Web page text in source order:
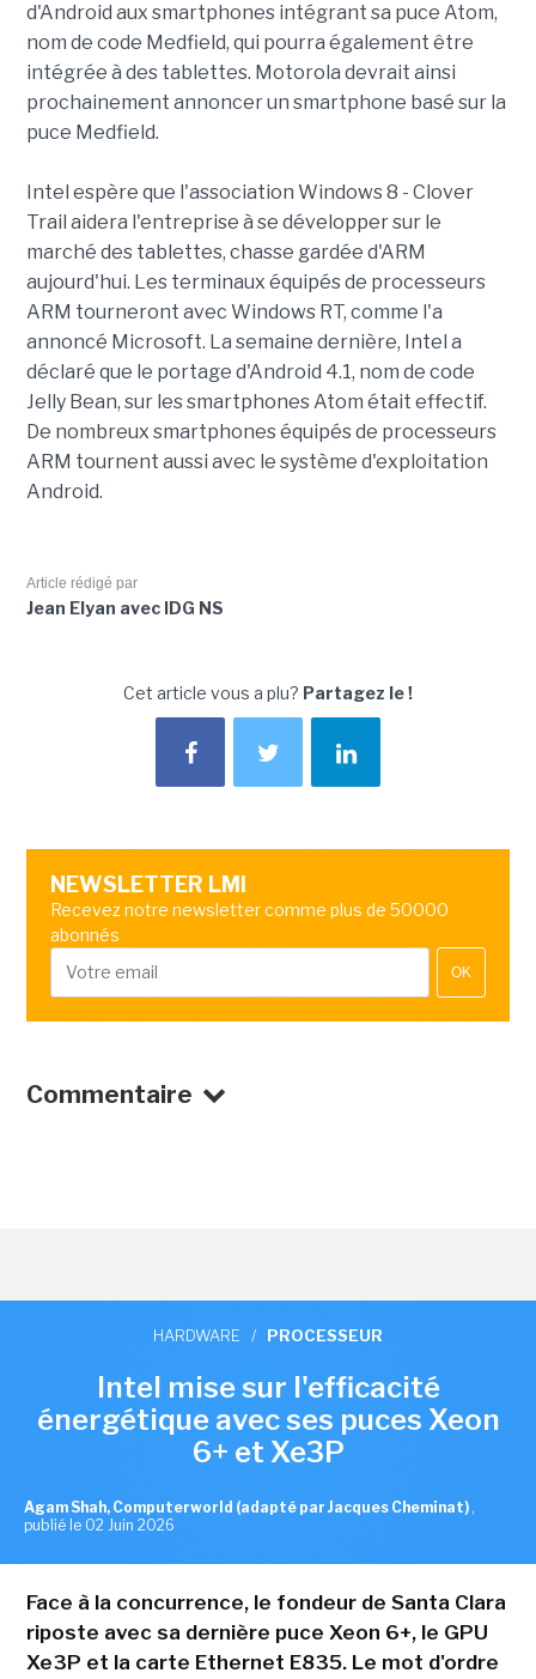
d'Android aux smartphones intégrant sa puce Atom,
nom de code Medfield, qui pourra également être
intégrée à des tablettes. Motorola devrait ainsi
prochainement annoncer un smartphone basé sur la
puce Medfield.
Intel espère que l'association Windows 8 - Clover
Trail aidera l'entreprise à se développer sur le
marché des tablettes, chasse gardée d'ARM
aujourd'hui. Les terminaux équipés de processeurs
ARM tourneront avec Windows RT, comme l'a
annoncé Microsoft. La semaine dernière, Intel a
déclaré que le portage d'Android 4.1, nom de code
Jelly Bean, sur les smartphones Atom était effectif.
De nombreux smartphones équipés de processeurs
ARM tournent aussi avec le système d'exploitation
Android.
Article rédigé par
Jean Elyan avec IDG NS
Cet article vous a plu? Partagez le !
NEWSLETTER LMI
Recevez notre newsletter comme plus de 50000
abonnés
OK
Commentaire
HARDWARE / PROCESSEUR
Intel mise sur l'efficacité
énergétique avec ses puces Xeon
6+ et Xe3P
Agam Shah, Computerworld (adapté par Jacques Cheminat) ,
publié le 02 Juin 2026
Face à la concurrence, le fondeur de Santa Clara
riposte avec sa dernière puce Xeon 6+, le GPU
Xe3P et la carte Ethernet E835. Le mot d'ordre